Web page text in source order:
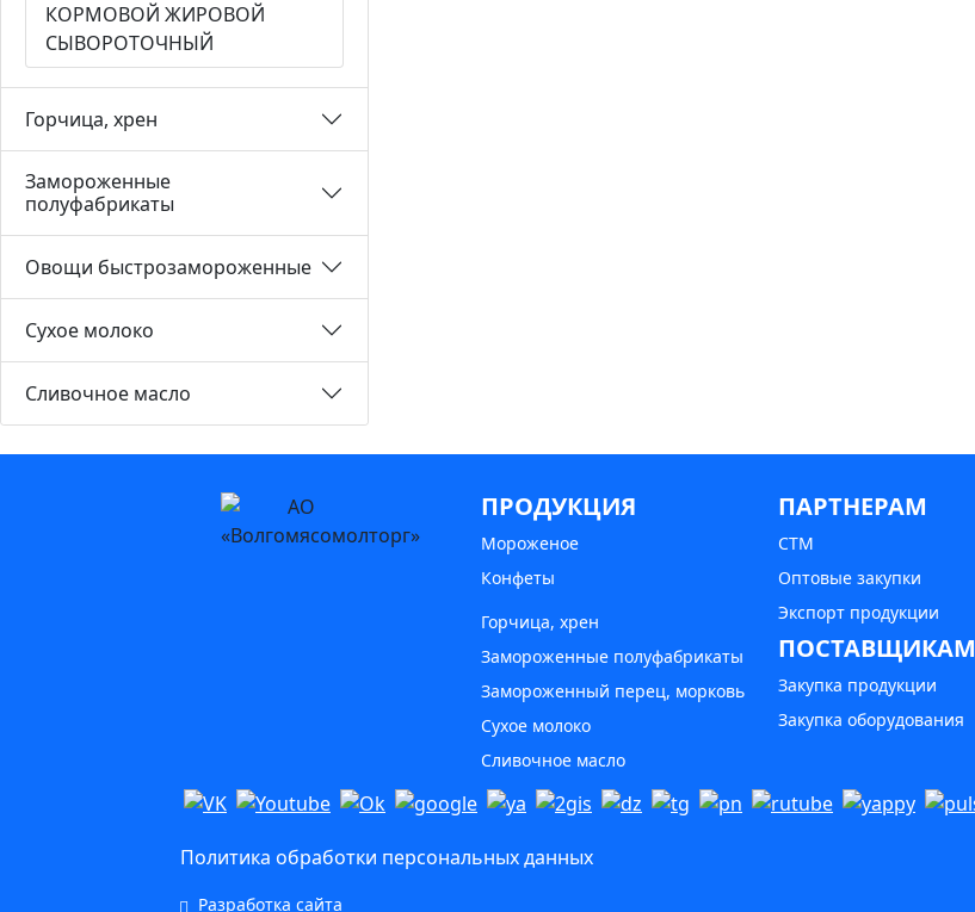
КОРМОВОЙ ЖИРОВОЙ
СЫВОРОТОЧНЫЙ
Горчица, хрен
Замороженные
полуфабрикаты
Овощи быстрозамороженные
Сухое молоко
Сливочное масло
ПРОДУКЦИЯ
Мороженое
Конфеты
Горчица, хрен
Замороженные полуфабрикаты
Замороженный перец, морковь
Сухое молоко
Сливочное масло
ПАРТНЕРАМ
СТМ
Оптовые закупки
Экспорт продукции
ПОСТАВЩИКАМ
Закупка продукции
Закупка оборудования
Политика обработки персональных данных
Разработка сайта